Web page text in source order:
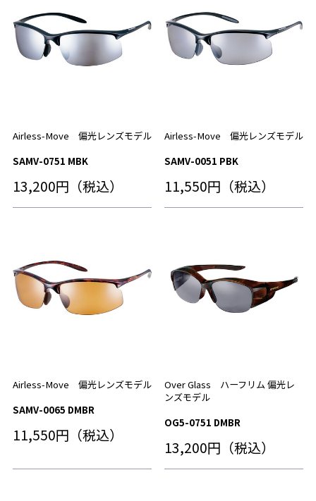
Airless-Move 偏光レンズモデル
SAMV-0751 MBK
13,200円（税込）
Airless-Move 偏光レンズモデル
SAMV-0051 PBK
11,550円（税込）
Airless-Move 偏光レンズモデル
SAMV-0065 DMBR
11,550円（税込）
Over Glass ハーフリム 偏光レ
ンズモデル
OG5-0751 DMBR
13,200円（税込）